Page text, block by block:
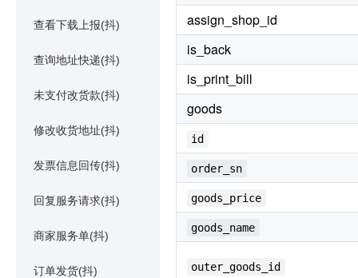
查看下载上报(抖)
查询地址快递(抖)
未支付改货款(抖)
修改收货地址(抖)
发票信息回传(抖)
回复服务请求(抖)
商家服务单(抖)
订单发货(抖)
assign_shop_id
is_back
is_print_bill
goods
id
order_sn
goods_price
goods_name
outer_goods_id